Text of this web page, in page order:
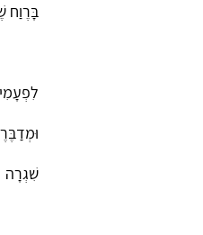
בָּרֶוַח
שִׁגְרָה